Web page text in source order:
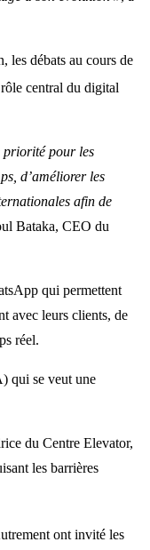
les débats au cours de
central du digital
priorité pour les
d’améliorer les
afin de
Bataka, CEO du
qui permettent
avec leurs clients, de
réel.
qui se veut une
du Centre Elevator,
les barrières
ont invité les